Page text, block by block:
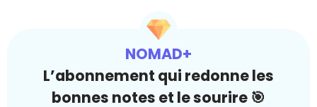
NOMAD+
L’abonnement qui redonne les
bonnes notes et le sourire 🎯